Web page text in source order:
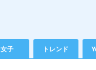
女子 トレンド